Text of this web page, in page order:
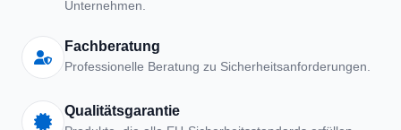
Unternehmen.
Fachberatung
Professionelle Beratung zu Sicherheitsanforderungen.
Qualitätsgarantie